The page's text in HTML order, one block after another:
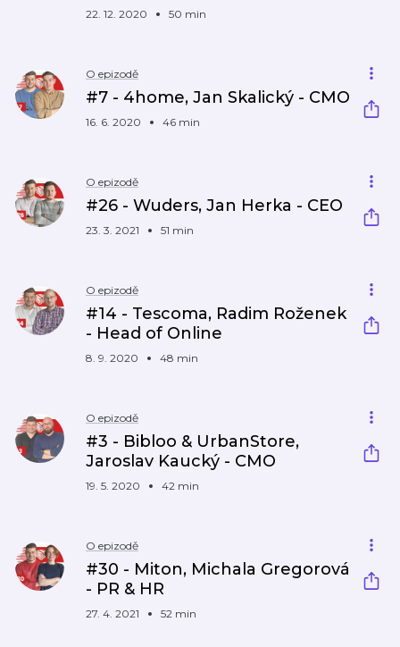
22. 12. 2020 50 min
O epizodě
#7 - 4home, Jan Skalický - CMO
16. 6. 2020 46 min
O epizodě
#26 - Wuders, Jan Herka - CEO
23. 3. 2021 51 min
O epizodě
#14 - Tescoma, Radim Roženek
- Head of Online
8. 9. 2020 48 min
O epizodě
#3 - Bibloo & UrbanStore,
Jaroslav Kaucký - CMO
19. 5. 2020 42 min
O epizodě
#30 - Miton, Michala Gregorová
- PR & HR
27. 4. 2021 52 min